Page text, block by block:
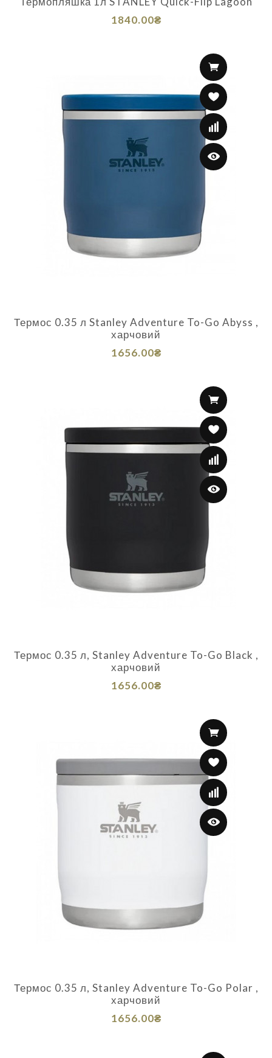
1840.00₴
Термос 0.35 л Stanley Adventure To-Go Abyss ,
харчовий
1656.00₴
Термос 0.35 л, Stanley Adventure To-Go Black ,
харчовий
1656.00₴
Термос 0.35 л, Stanley Adventure To-Go Polar ,
харчовий
1656.00₴